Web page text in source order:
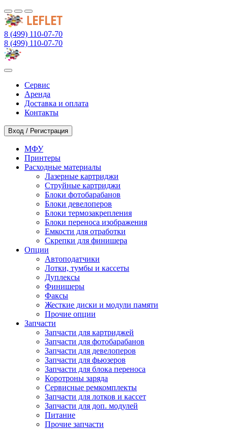
8 (499) 110-07-70
8 (499) 110-07-70
Сервис
Аренда
Доставка и оплата
Контакты
Вход / Регистрация
МФУ
Принтеры
Расходные материалы
Лазерные картриджи
Струйные картриджи
Блоки фотобарабанов
Блоки девелоперов
Блоки термозакрепления
Блоки переноса изображения
Емкости для отработки
Скрепки для финишера
Опции
Автоподатчики
Лотки, тумбы и кассеты
Дуплексы
Финишеры
Факсы
Жесткие диски и модули памяти
Прочие опции
Запчасти
Запчасти для картриджей
Запчасти для фотобарабанов
Запчасти для девелоперов
Запчасти для фьюзеров
Запчасти для блока переноса
Коротроны заряда
Сервисные ремкомплекты
Запчасти для лотков и кассет
Запчасти для доп. модулей
Питание
Прочие запчасти